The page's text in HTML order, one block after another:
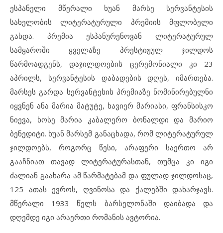
ესპანელი მწერალი ხუან მარსე სერვანტესის
სახელობის ლიტერატურული პრემიის მფლობელი
გახდა. პრემია ესპანურენოვან ლიტერატურულ
სამყაროში ყველაზე პრესტიჟულ ჯილდოს
წარმოადგენს, დაჯილდოების ცერემონიალი კი 23
აპრილს, სერვანტესის დაბადების დღეს, იმართება.
მარსეს გარდა სერვანტესის პრემიაზე ნომინირებულნი
იყვნენ ანა მარია მატუტე, ხავიერ მარიასი, ფრანსისკო
ნიევა, ხოსე მარია კაბალერო ბონალდი და მარიო
ბენედიტი. ხუან მარსემ განაცხადა, რომ ლიტერატურულ
ჯილდოებს, როგორც წესი, არაფერი საერთო არ
გააჩნიათ თავად ლიტერატურასთან, თუმცა კი იგი
ძალიან გაახარა ამ წარმატებამ და ფულად ჯილდოსაც,
125 ათას ევროს, ღვინოსა და ქალებში დახარჯავს.
მწერალი 1933 წელს ბარსელონაში დაიბადა და
დღემდე იგი არაერთი რომანის ავტორია.